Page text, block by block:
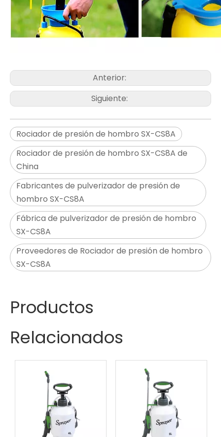
Anterior:
Siguiente:
Rociador de presión de hombro SX-CS8A
Rociador de presión de hombro SX-CS8A de
China
Fabricantes de pulverizador de presión de
hombro SX-CS8A
Fábrica de pulverizador de presión de hombro
SX-CS8A
Proveedores de Rociador de presión de hombro
SX-CS8A
Productos
Relacionados